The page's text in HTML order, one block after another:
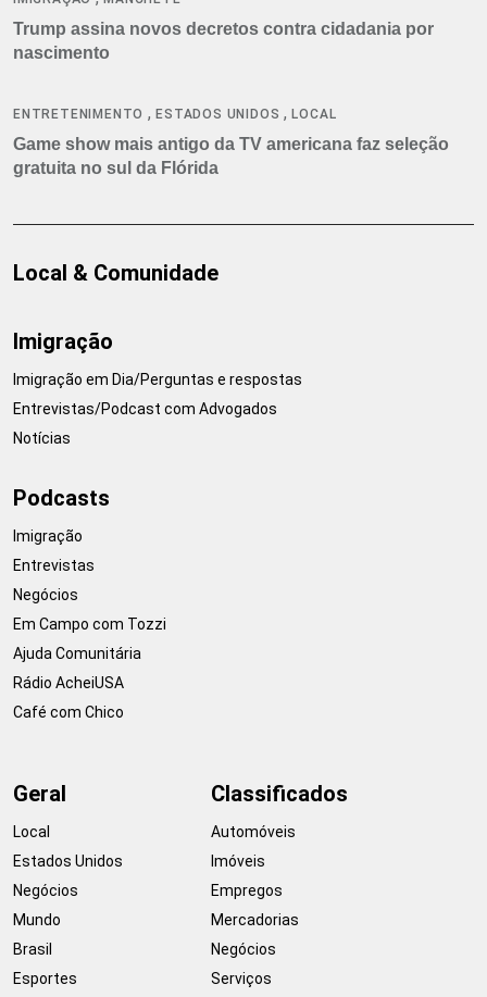
Trump assina novos decretos contra cidadania por
nascimento
ENTRETENIMENTO ,ESTADOS UNIDOS ,LOCAL
Game show mais antigo da TV americana faz seleção
gratuita no sul da Flórida
Local & Comunidade
Imigração
Imigração em Dia/Perguntas e respostas
Entrevistas/Podcast com Advogados
Notícias
Podcasts
Imigração
Entrevistas
Negócios
Em Campo com Tozzi
Ajuda Comunitária
Rádio AcheiUSA
Café com Chico
Geral
Local
Estados Unidos
Negócios
Mundo
Brasil
Esportes
Classificados
Automóveis
Imóveis
Empregos
Mercadorias
Negócios
Serviços